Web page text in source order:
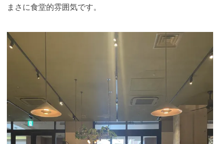
まさに食堂的雰囲気です。